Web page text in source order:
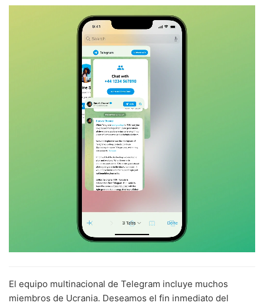
El equipo multinacional de Telegram incluye muchos
miembros de Ucrania. Deseamos el fin inmediato del